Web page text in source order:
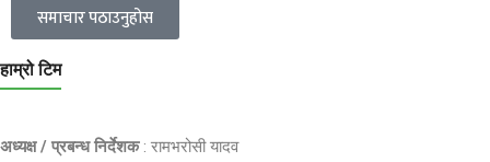
समाचार पठाउनुहोस
हाम्रो टिम
अध्यक्ष / प्रबन्ध निर्देशक: रामभरोसी यादव